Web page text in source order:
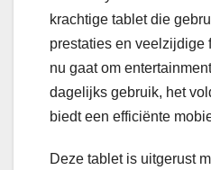
krachtige tablet die
prestaties en veelzijdige
nu gaat om
dagelijks gebruik, het
biedt een efficiënte
Deze tablet is uitgerust